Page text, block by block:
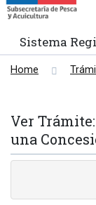
Sistema
Home
Ver
una